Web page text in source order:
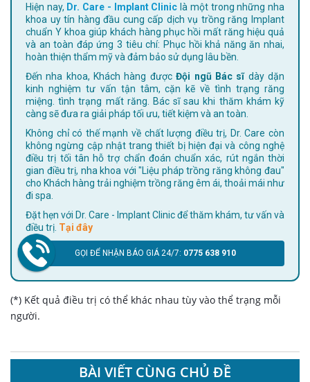
Hiện nay, Dr. Care - Implant Clinic là một trong những nha
khoa uy tín hàng đầu cung cấp dịch vụ trồng răng Implant
chuẩn Y khoa giúp khách hàng phục hồi mất răng hiệu quả
và an toàn đáp ứng 3 tiêu chí: Phục hồi khả năng ăn nhai,
hoàn thiện thẩm mỹ và đảm bảo sử dụng lâu bền.
Đến nha khoa, Khách hàng đượcĐội ngũ Bác sĩdày dặn
kinh nghiệm tư vấn tận tâm, cặn kẽ về tình trạng răng
miệng. tình trạng mất răng. Bác sĩ sau khi thăm khám kỹ
càng sẽ đưa ra giải pháp tối ưu, tiết kiệm và an toàn.
Không chỉ có thế mạnh về chất lượng điều trị, Dr. Care còn
không ngừng cập nhật trang thiết bị hiện đại và công nghệ
điều trị tối tân hỗ trợ chẩn đoán chuẩn xác, rút ngắn thời
gian điều trị, nha khoa với "Liệu pháp trồng răng không đau"
cho Khách hàng trải nghiệm trồng răng êm ái, thoải mái như
đi spa.
Đặt hẹn với Dr. Care - Implant Clinic để thăm khám, tư vấn và
điều trị. Tại đây
GỌI ĐỂ NHẬN BÁO GIÁ 24/7: 0775 638 910
(*) Kết quả điều trị có thể khác nhau tùy vào thể trạng mỗi
người.
BÀI VIẾT CÙNG CHỦ ĐỀ